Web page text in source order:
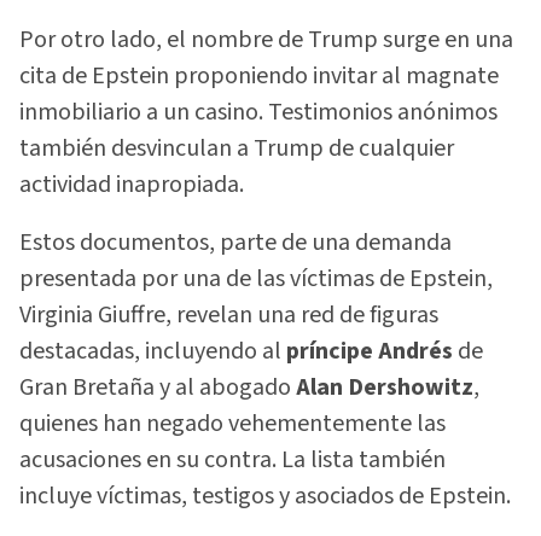
Por otro lado, el nombre de Trump surge en una
cita de Epstein proponiendo invitar al magnate
inmobiliario a un casino. Testimonios anónimos
también desvinculan a Trump de cualquier
actividad inapropiada.
Estos documentos, parte de una demanda
presentada por una de las víctimas de Epstein,
Virginia Giuffre, revelan una red de figuras
destacadas, incluyendo al príncipe Andrés de
Gran Bretaña y al abogadoAlan Dershowitz,
quienes han negado vehementemente las
acusaciones en su contra. La lista también
incluye víctimas, testigos y asociados de Epstein.